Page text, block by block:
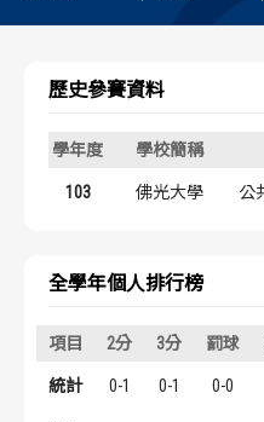
歷史參賽資料
學年度 學校簡稱
103 佛光大學 公
全學年個人排行榜
項目 2分 3分 罰球
統計 0-1 0-1 0-0